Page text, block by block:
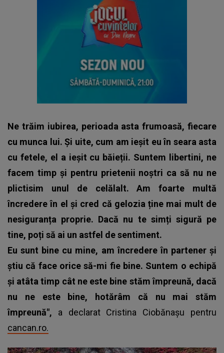
Ne trăim iubirea, perioada asta frumoasă, fiecare
cu munca lui. Și uite, cum am ieșit eu în seara asta
cu fetele, el a ieșit cu băieții. Suntem libertini, ne
facem timp și pentru prietenii noștri ca să nu ne
plictisim unul de celălalt.Am foarte multă
încredere în el și cred că gelozia ține mai mult de
nesiguranța proprie. Dacă nu te simți sigură pe
tine, poți să ai un astfel de sentiment.
Eu sunt bine cu mine, am încredere în partener și
știu că face orice să-mi fie bine. Suntem o echipă
și atâta timp cât ne este bine stăm împreună, dacă
nu ne este bine, hotărâm că nu mai stăm
împreună", a declarat Cristina Ciobănașu pentru
cancan.ro.